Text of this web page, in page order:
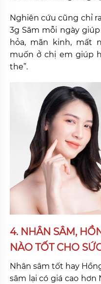
Nghiên cứu cũng chỉ
3g Sâm mỗi ngày
hỏa, mãn kinh, mất
muốn ở chị em giúp
the”.
4. NHÂN SÂM,
NÀO TỐT CHO
Nhân sâm tốt hay
sâm lại có giá cao hơn